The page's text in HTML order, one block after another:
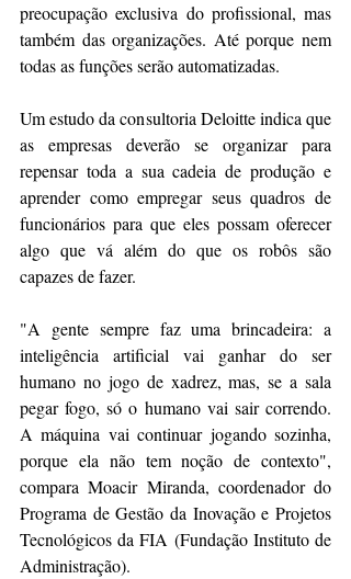
preocupação exclusiva do profissional, mas
também das organizações. Até porque nem
todas as funções serão automatizadas.
Um estudo da consultoria Deloitte indica que
as empresas deverão se organizar para
repensar toda a sua cadeia de produção e
aprender como empregar seus quadros de
funcionários para que eles possam oferecer
algo que vá além do que os robôs são
capazes de fazer.
"A gente sempre faz uma brincadeira: a
inteligência artificial vai ganhar do ser
humano no jogo de xadrez, mas, se a sala
pegar fogo, só o humano vai sair correndo.
A máquina vai continuar jogando sozinha,
porque ela não tem noção de contexto",
compara Moacir Miranda, coordenador do
Programa de Gestão da Inovação e Projetos
Tecnológicos da FIA (Fundação Instituto de
Administração).